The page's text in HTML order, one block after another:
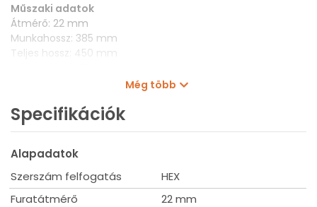
Műszaki adatok
Átmérő: 22 mm
Munkahossz: 385 mm
Teljes hossz: 450 mm
Még több
Specifikációk
Alapadatok
Szerszám felfogatás
HEX
Furatátmérő
22 mm